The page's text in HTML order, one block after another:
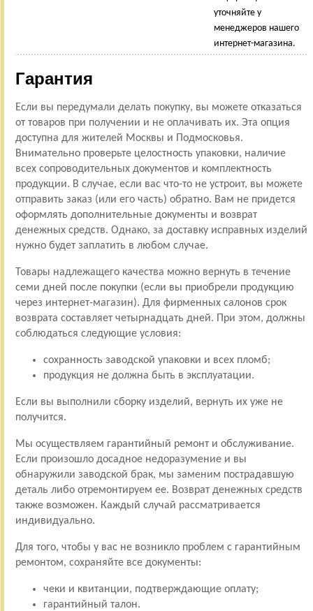
уточняйте у
менеджеров нашего
интернет-магазина.
Гарантия
Если вы передумали делать покупку, вы можете отказаться
от товаров при получении и не оплачивать их. Эта опция
доступна для жителей Москвы и Подмосковья.
Внимательно проверьте целостность упаковки, наличие
всех сопроводительных документов и комплектность
продукции. В случае, если вас что-то не устроит, вы можете
отправить заказ (или его часть) обратно. Вам не придется
оформлять дополнительные документы и возврат
денежных средств. Однако, за доставку исправных изделий
нужно будет заплатить в любом случае.
Товары надлежащего качества можно вернуть в течение
семи дней после покупки (если вы приобрели продукцию
через интернет-магазин). Для фирменных салонов срок
возврата составляет четырнадцать дней. При этом, должны
соблюдаться следующие условия:
сохранность заводской упаковки и всех пломб;
продукция не должна быть в эксплуатации.
Если вы выполнили сборку изделий, вернуть их уже не
получится.
Мы осуществляем гарантийный ремонт и обслуживание.
Если произошло досадное недоразумение и вы
обнаружили заводской брак, мы заменим пострадавшую
деталь либо отремонтируем ее. Возврат денежных средств
также возможен. Каждый случай рассматривается
индивидуально.
Для того, чтобы у вас не возникло проблем с гарантийным
ремонтом, сохраняйте все документы:
чеки и квитанции, подтверждающие оплату;
гарантийный талон.